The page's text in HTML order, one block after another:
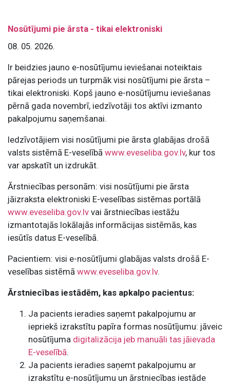
Nosūtījumi pie ārsta - tikai elektroniski
08. 05. 2026.
Ir beidzies jauno e-nosūtījumu ieviešanai noteiktais
pārejas periods un turpmāk visi nosūtījumi pie ārsta –
tikai elektroniski. Kopš jauno e-nosūtījumu ieviešanas
pērnā gada novembrī, iedzīvotāji tos aktīvi izmanto
pakalpojumu saņemšanai.
Iedzīvotājiem visi nosūtījumi pie ārsta glabājas drošā
valsts sistēmā E-veselībā www.eveseliba.gov.lv, kur tos
var apskatīt un izdrukāt.
Ārstniecības personām: visi nosūtījumi pie ārsta
jāizraksta elektroniski E-veselības sistēmas portālā
www.eveseliba.gov.lv vai ārstniecības iestāžu
izmantotajās lokālajās informācijas sistēmās, kas
iesūtīs datus E-veselībā.
Pacientiem: visi e-nosūtījumi glabājas valsts drošā E-
veselības sistēmā www.eveseliba.gov.lv.
Ārstniecības iestādēm, kas apkalpo pacientus:
Ja pacients ieradies saņemt pakalpojumu ar
iepriekš izrakstītu papīra formas nosūtījumu: jāveic
nosūtījuma digitalizācija jeb manuāli tas jāievada
E-veselībā.
Ja pacients ieradies saņemt pakalpojumu ar
izrakstītu e-nosūtījumu un ārstniecības iestāde